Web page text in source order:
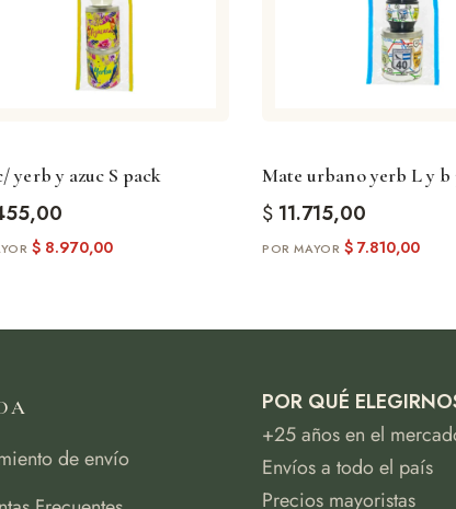
yerb y azuc S pack
$ 8.970,00
Mate urbano yerb L y b
$ 11.715,00
$ 7.810,00
de envío
POR QUÉ
+25 años en el
Envíos a todo el país
Precios mayoristas